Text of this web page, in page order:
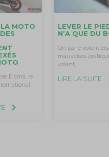
MOTO
Eicma, le
LEVER LE
N’A QUE DU
On parle volontiers
mauvaises
volant,
LIRE LA SUITE